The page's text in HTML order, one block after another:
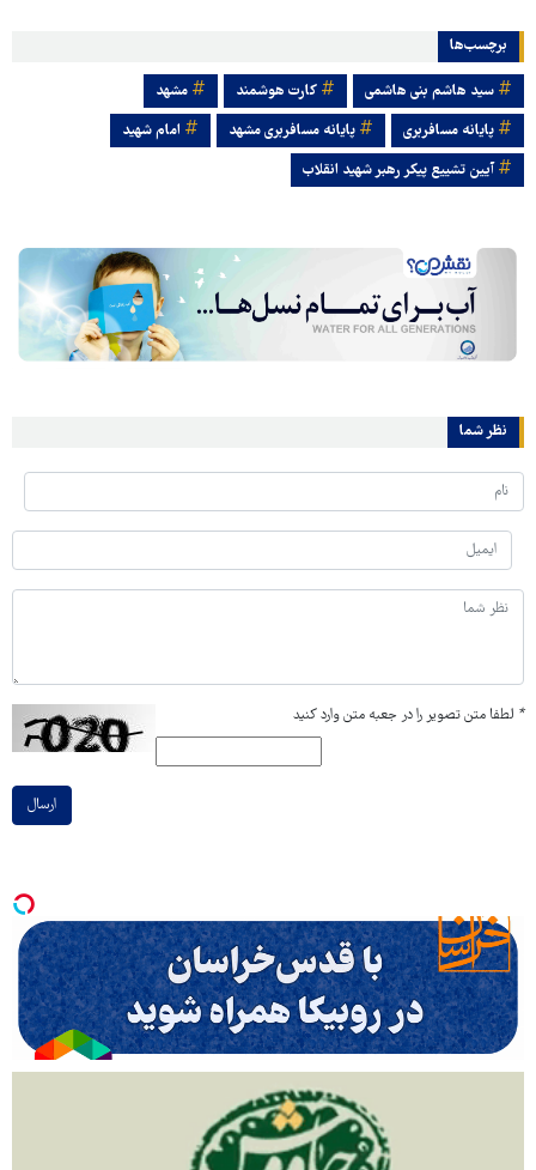
برچسب‌ها
سید هاشم بنی هاشمی کارت هوشمند
مشهد
پایانه مسافربری
پایانه مسافربری مشهد
امام شهید
آیین تشییع پیکر رهبر شهید انقلاب
نظر شما
* لطفا متن تصویر را در جعبه متن وارد کنید
ارسال